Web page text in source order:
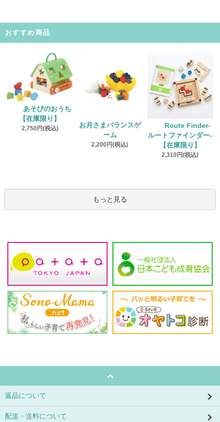
おすすめ商品
あそびのおうち
【在庫限り】
2,750円(税込)
お月さまバランスゲ
ーム
2,200円(税込)
Route Finder‐
ルートファインダー‐
【在庫限り】
2,310円(税込)
もっと見る
返品について
配送・送料について